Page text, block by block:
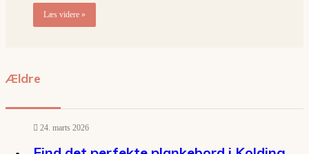
Læs videre »
Ældre
24. marts 2026